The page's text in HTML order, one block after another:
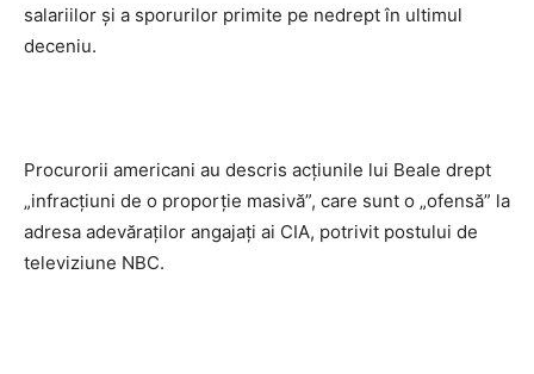
salariilor şi a sporurilor primite pe nedrept în ultimul
deceniu.
Procurorii americani au descris acţiunile lui Beale drept
„infracţiuni de o proporţie masivă”, care sunt o „ofensă” la
adresa adevăraţilor angajaţi ai CIA, potrivit postului de
televiziune NBC.